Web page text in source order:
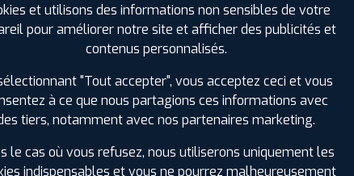
Intervention sur système TPMS
et utilisons des informations non sensibles de votre
pour améliorer notre site et afficher des publicités et
contenus personnalisés.
"Tout accepter", vous acceptez ceci et vous
à ce que nous partagions ces informations avec
tiers, notamment avec nos partenaires marketing.
le cas où vous refusez, nous utiliserons uniquement les
indispensables et vous ne pourrez malheureusement